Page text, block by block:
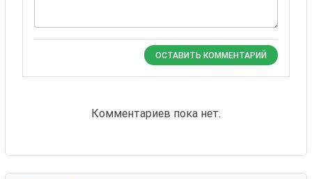
ОСТАВИТЬ КОММЕНТАРИЙ
Комментариев пока нет.